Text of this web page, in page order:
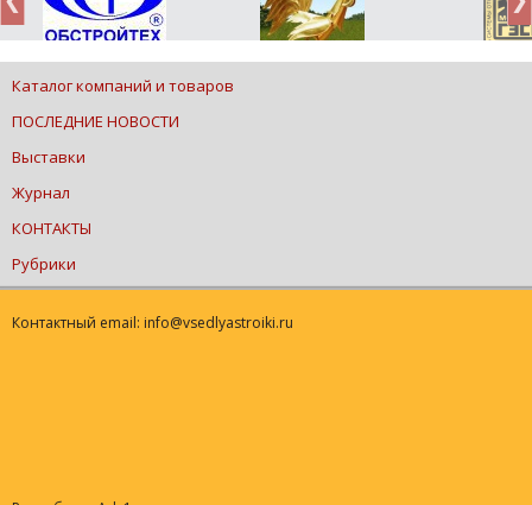
Каталог компаний и товаров
ПОСЛЕДНИЕ НОВОСТИ
Выставки
Журнал
КОНТАКТЫ
Рубрики
Контактный email: info@vsedlyastroiki.ru